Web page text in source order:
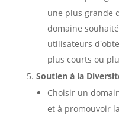
une plus grande
domaine
utilisateurs
plus courts ou
Soutien à la
Choisir un
et à promouvoir